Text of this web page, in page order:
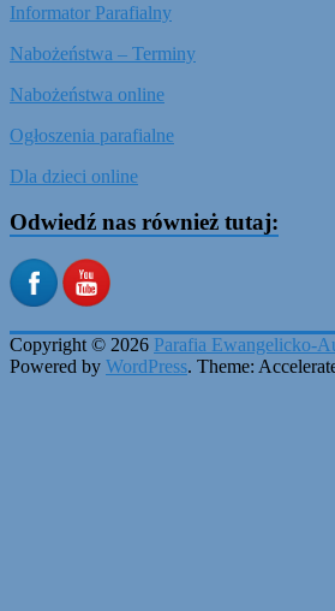
Informator Parafialny
Nabożeństwa – Terminy
Nabożeństwa online
Ogłoszenia parafialne
Dla dzieci online
Odwiedź nas również tutaj:
Copyright © 2026 Parafia Ewangelicko-
Powered by WordPress. Theme: